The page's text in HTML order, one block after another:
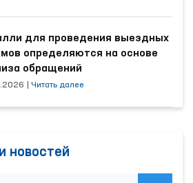
для проведения выездных
определяются на основе
обращений
Читать далее
новостей